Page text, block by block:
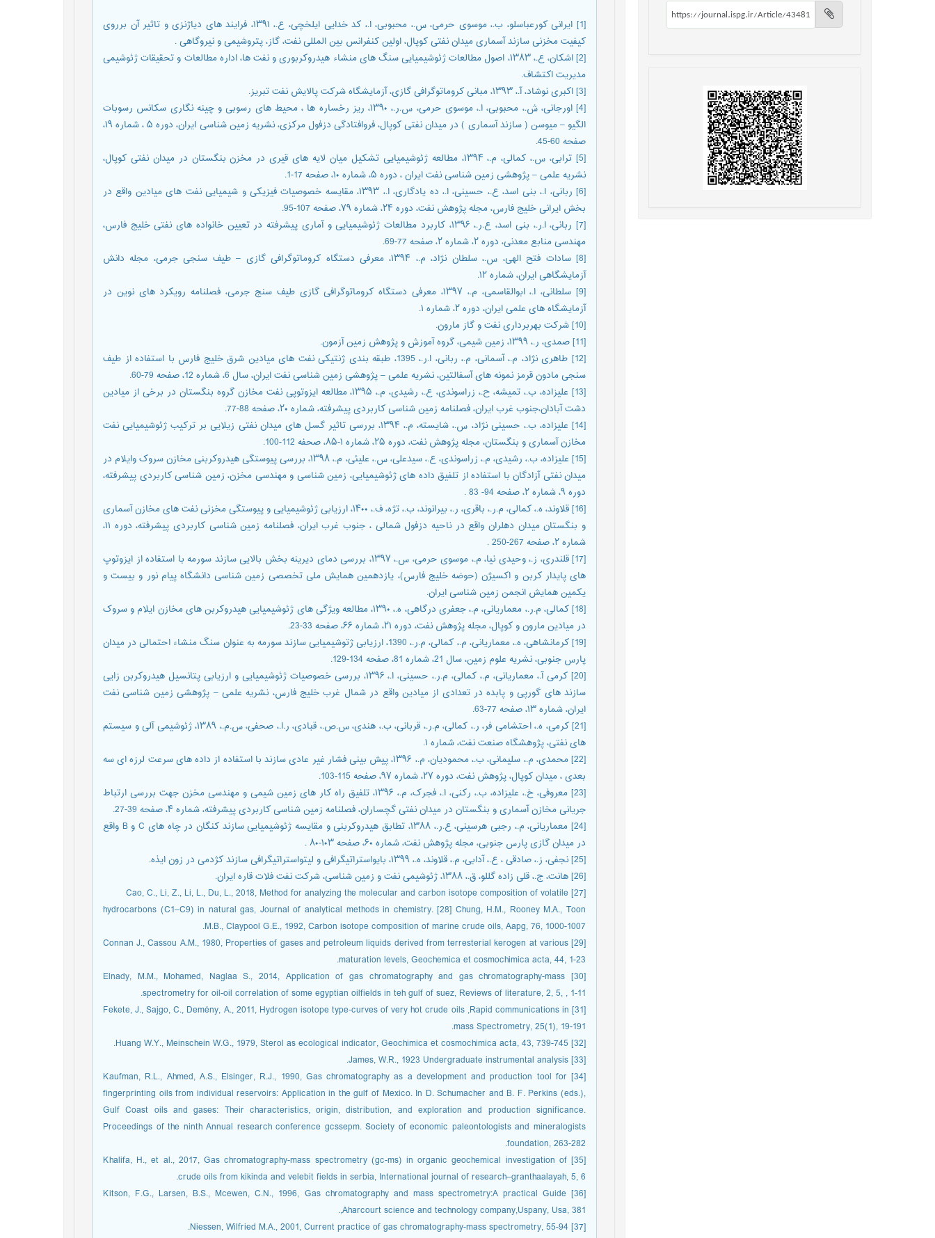
[1] ایرانی کورعباسلو، ب.، موسوی حرمی، س.، محبوبی، ا.، کد خدایی ایلخچی، ع.، ۱۳۹۱، فرایند های دیاژنزی و تاثیر آن برروی
کیفیت مخزنی سازند آسماری میدان نفتی کوپال، اولین کنفرانس بین المللی نفت، گاز، پتروشیمی و نیروگاهی .
[2] اشکان، ع.، ۱۳۸۳، اصول مطالعات ژئوشیمیایی سنگ های منشاء هیدروکربوری و نفت ها، اداره مطالعات و تحقیقات ژئوشیمی
مدیریت اکتشاف.
[3] اکبری نوشاد، آ.، ۱۳۹۳، مبانی کروماتوگرافی گازی، آزمایشگاه شرکت پالایش نفت تبریز.
[4] اورجانی، ش.، محبوبی، ا.، موسوی حرمی، س.ر.، ۱۳۹۰، ریز رخساره ها ، محیط های رسوبی و چینه نگاری سکانس رسوبات
الگیو – میوسن ( سازند آسماری ) در میدان نفتی کوپال، فروافتادگی دزفول مرکزی، نشریه زمین شناسی ایران، دوره ۵ ، شماره ۱۹،
صفحه 60-45.
[5] ترابی، س.، کمالی، م.، ۱۳۹۴، مطالعه ژئوشیمیایی تشکیل میان لایه های قیری در مخزن بنگستان در میدان نفتی کوپال،
نشریه علمی – پژوهشی زمین شناسی نفت ایران ، دوره ۵، شماره ۱۰، صفحه 17-1.
[6] ربانی، ا.، بنی اسد، ع.، حسینی، ا.، ده یادگاری، ا.، ۱۳۹۳، مقایسه خصوصیات فیزیکی و شیمیایی نفت های میادین واقع در
بخش ایرانی خلیج فارس، مجله پژوهش نفت، دوره ۲۴، شماره ۷۹، صفحه 107-95.
[7] ربانی، ا.ر.، بنی اسد، ع.ر.، ۱۳۹۶، کاربرد مطالعات ژئوشیمیایی و آماری پیشرفته در تعیین خانواده های نفتی خلیج فارس،
مهندسی منابع معدنی، دوره ۲، شماره ۲، صفحه 77-69.
[8] سادات فتح الهی، س.، سلطان نژاد، م.، ۱۳۹۴، معرفی دستگاه کروماتوگرافی گازی – طیف سنجی جرمی، مجله دانش
آزمایشگاهی ایران، شماره ۱۲.
[9] سلطانی، ا.، ابوالقاسمی، م.، ۱۳۹۷، معرفی دستگاه کروماتوگرافی گازی طیف سنج جرمی، فصلنامه رویکرد های نوین در
آزمایشگاه های علمی ایران، دوره ۲، شماره ۱.
[10] شرکت بهربرداری نفت و گاز مارون.
[11] صمدی، ر.، ۱۳۹۹، زمین شیمی، گروه آموزش و پژوهش زمین آزمون.
[12] طاهری نژاد، م.، آسمانی، م.، ربانی، ا.ر.، 1395، طبقه بندی ژنتیکی نفت های میادین شرق خلیج فارس با استفاده از طیف
سنجی مادون قرمز نمونه های آسفالتین، نشریه علمی – پژوهشی زمین شناسی نفت ایران، سال 6، شماره 12، صفحه 79-60.
[13] علیزاده، ب.، تمیشه، ح.، زراسوندی، ع.، رشیدی، م.، ۱۳۹۵، مطالعه ایزوتوپی نفت مخازن گروه بنگستان در برخی از میادین
دشت آبادان،جنوب غرب ایران، فصلنامه زمین شناسی کاربردی پیشرفته، شماره ۲۰، صفحه 88-77.
[14] علیزاده، ب.، حسینی نژاد، س.، شایسته، م.، ۱۳۹۴، بررسی تاثیر گسل های میدان نفتی زیلایی بر ترکیب ژئوشیمیایی نفت
مخازن آسماری و بنگستان، مجله پژوهش نفت، دوره ۲۵، شماره ۱-۸۵، صحفه 112-100.
[15] علیزاده، ب.، رشیدی، م.، زراسوندی، ع.، سیدعلی، س.، علیئی، م.، ۱۳۹۸، بررسی پیوستگی هیدروکربنی مخازن سروک وایلام در
میدان نفتی آزادگان با استفاده از تلفیق داده های ژئوشیمیایی، زمین شناسی و مهندسی مخزن، زمین شناسی کاربردی پیشرفته،
دوره ۹، شماره ۲، صفحه 94- 83 .
[16] قلاوند، ه.، کمالی، م.ر.، باقری، ر.، بیرانوند، ب.، تژه، ف.، ۱۴۰۰، ارزیابی ژئوشیمیایی و پیوستگی مخزنی نفت های مخازن آسماری
و بنگستان میدان دهلران واقع در ناحیه دزفول شمالی ، جنوب غرب ایران، فصلنامه زمین شناسی کاربردی پیشرفته، دوره ۱۱،
شماره ۲، صفحه 267-250 .
[17] قلندری، ز.، وحیدی نیا، م.، موسوی حرمی، س.، ۱۳۹۷، بررسی دمای دیرینه بخش بالایی سازند سورمه با استفاده از ایزوتوپ
های پایدار کربن و اکسیژن (حوضه خلیج فارس)، یازدهمین همایش ملی تخصصی زمین شناسی دانشگاه پیام نور و بیست و
یکمین همایش انجمن زمین شناسی ایران.
[18] کمالی، م.ر.، معماریانی، م.، جعفری درگاهی، ه.، ۱۳۹۰، مطالعه ویژگی های ژئوشیمیایی هیدروکربن های مخازن ایلام و سروک
در میادین مارون و کوپال، مجله پژوهش نفت، دوره ۲۱، شماره ۶۶، صفحه 33-23.
[19] کرمانشاهی، ه.، معماریانی، م.، کمالی، م.ر.، 1390، ارزیابی ژتوشیمیایی سازند سورمه به عنوان سنگ منشاء احتمالی در میدان
پارس جنوبی، نشریه علوم زمین، سال 21، شماره 81، صفحه 134-129.
[20] کرمی آ.، معماریانی، م.، کمالی، م.ر.، حسینی، ا.، ۱۳۹۶، بررسی خصوصیات ژئوشیمیایی و ارزیابی پتانسیل هیدروکربن زایی
سازند های گورپی و پابده در تعدادی از میادین واقع در شمال غرب خلیج فارس، نشریه علمی – پژوهشی زمین شناسی نفت
ایران، شماره ۱۳، صفحه 77-63.
[21] کرمی، ه.، احتشامی فر، ر.، کمالی، م.ر.، قربانی، ب.، هندی، س.ص.، قبادی، ر.ا.، صحفی، س.م.، ۱۳۸۹، ژئوشیمی آلی و سیستم
های نفتی، پژوهشگاه صنعت نفت، شماره ۱.
[22] محمدی، م.، سلیمانی، ب.، محمودیان، م.، ۱۳۹۶، پیش بینی فشار غیر عادی سازند با استفاده از داده های سرعت لرزه ای سه
بعدی ، میدان کوپال، پژوهش نفت، دوره ۲۷، شماره ۹۷، صفحه 115-103.
[23] معروفی، خ.، علیزاده، ب.، رکنی، ا.، فجرک، م.، ۱۳۹۶، تلفیق راه کار های زمین شیمی و مهندسی مخزن جهت بررسی ارتباط
جریانی مخازن آسماری و بنگستان در میدان نفتی گچساران، فصلنامه زمین شناسی کاربردی پیشرفته، شماره ۴، صفحه 39-27.
[24] معماریانی، م.، رجبی هرسینی، ع.ر.، ۱۳۸۸، تطابق هیدروکربنی و مقایسه ژئوشیمیایی سازند کنگان در چاه های C و B واقع
در میدان گازی پارس جنوبی، مجله پژوهش نفت، شماره ۶۰، صفحه ۱۰۳-۸۰ .
[25] نجفی، ز.، صادقی ، ع.، آدابی، م.، قلاوند، ه.، ۱۳۹۹، بایواستراتیگرافی و لیتواستراتیگرافی سازند کژدمی در زون ایذه.
[26] هانت، ج.، قلی زاده گللو، ق.، ۱۳۸۸، ژئوشیمی نفت و زمین شناسی، شرکت نفت فلات قاره ایران.
[27] Cao, C., Li, Z., Li, L., Du, L., 2018, Method for analyzing the molecular and carbon isotope composition of volatile
hydrocarbons (C1–C9) in natural gas, Journal of analytical methods in chemistry. [28] Chung, H.M., Rooney M.A., Toon
M.B., Claypool G.E., 1992, Carbon isotope composition of marine crude oils, Aapg, 76, 1000-1007.
[29] Connan J., Cassou A.M., 1980, Properties of gases and petroleum liquids derived from terresterial kerogen at various
maturation levels, Geochemica et cosmochimica acta, 44, 1-23.
[30] Elnady, M.M., Mohamed, Naglaa S., 2014, Application of gas chromatography and gas chromatography-mass
spectrometry for oil-oil correlation of some egyptian oilfields in teh gulf of suez, Reviews of literature, 2, 5, , 1-11.
[31] Fekete, J., Sajgo, C., Demény, A., 2011, Hydrogen isotope type‐curves of very hot crude oils ,Rapid communications in
mass Spectrometry, 25(1), 19-191.
[32] Huang W.Y., Meinschein W.G., 1979, Sterol as ecological indicator, Geochimica et cosmochimica acta, 43, 739-745.
[33] James, W.R., 1923 Undergraduate instrumental analysis.
[34] Kaufman, R.L., Ahmed, A.S., Elsinger, R.J., 1990, Gas chromatography as a development and production tool for
fingerprinting oils from individual reservoirs: Application in the gulf of Mexico. In D. Schumacher and B. F. Perkins (eds.),
Gulf Coast oils and gases: Their characteristics, origin, distribution, and exploration and production significance.
Proceedings of the ninth Annual research conference gcssepm. Society of economic paleontologists and mineralogists
foundation, 263-282.
[35] Khalifa, H., et al., 2017, Gas chromatography-mass spectrometry (gc-ms) in organic geochemical investigation of
crude oils from kikinda and velebit fields in serbia, International journal of research–granthaalayah, 5, 6.
[36] Kitson, F.G., Larsen, B.S., Mcewen, C.N., 1996, Gas chromatography and mass spectrometry:A practical Guide
,Aharcourt science and technology company,Uspany, Usa, 381.
[37] Niessen, Wilfried M.A., 2001, Current practice of gas chromatography-mass spectrometry, 55-94.